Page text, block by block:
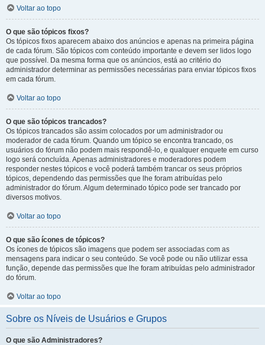
Voltar ao topo
O que são tópicos fixos?
Os tópicos fixos aparecem abaixo dos anúncios e apenas na primeira página
de cada fórum. São tópicos com conteúdo importante e devem ser lidos logo
que possível. Da mesma forma que os anúncios, está ao critério do
administrador determinar as permissões necessárias para enviar tópicos fixos
em cada fórum.
Voltar ao topo
O que são tópicos trancados?
Os tópicos trancados são assim colocados por um administrador ou
moderador de cada fórum. Quando um tópico se encontra trancado, os
usuários do fórum não podem mais respondê-lo, e qualquer enquete em curso
logo será concluída. Apenas administradores e moderadores podem
responder nestes tópicos e você poderá também trancar os seus próprios
tópicos, dependendo das permissões que lhe foram atribuídas pelo
administrador do fórum. Algum determinado tópico pode ser trancado por
diversos motivos.
Voltar ao topo
O que são ícones de tópicos?
Os ícones de tópicos são imagens que podem ser associadas com as
mensagens para indicar o seu conteúdo. Se você pode ou não utilizar essa
função, depende das permissões que lhe foram atribuídas pelo administrador
do fórum.
Voltar ao topo
Sobre os Níveis de Usuários e Grupos
O que são Administradores?